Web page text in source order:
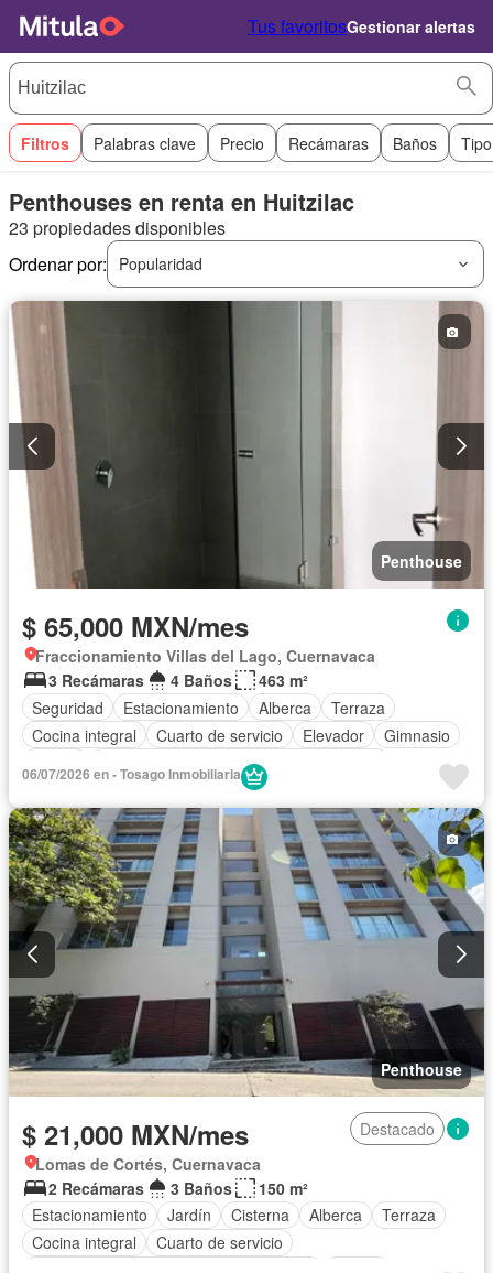
Tus favoritosGestionar alertas
Filtros Palabras clave Precio Recámaras Baños
Penthouses en renta en Huitzilac
23 propiedades disponibles
Ordenar por:
Popularidad
Penthouse
$ 65,000 MXN/mes
Fraccionamiento Villas del Lago, Cuernavaca
3 Recámaras
4 Baños
463 m²
Seguridad
Estacionamiento Alberca
Terraza
Cocina integral
Cuarto de servicio Elevador
Gimnasio
Acceso para personas con discapacidad
Zona infantil
Internet
Aire acondicionado
Jacuzzi
Televisión por cable
Gas natural
Asador
Vista panorámica
Recámara con closet
Caseta de vigilancia
Completamente amueblado
06/07/2026 en - Tosago Inmobiliaria
Penthouse
$ 21,000 MXN/mes
Destacado
Lomas de Cortés, Cuernavaca
2 Recámaras
3 Baños
150 m²
Estacionamiento
Jardín Cisterna Alberca
Terraza
Cocina integral
Cuarto de servicio